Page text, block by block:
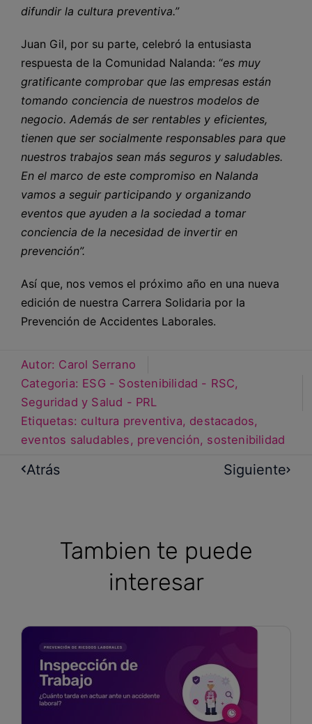
difundir la cultura preventiva.”
Juan Gil, por su parte, celebró la entusiasta
respuesta de la Comunidad Nalanda: “es muy
gratificante comprobar que las empresas están
tomando conciencia de nuestros modelos de
negocio. Además de ser rentables y eficientes,
tienen que ser socialmente responsables para que
nuestros trabajos sean más seguros y saludables.
En el marco de este compromiso en Nalanda
vamos a seguir participando y organizando
eventos que ayuden a la sociedad a tomar
conciencia de la necesidad de invertir en
prevención”.
Así que, nos vemos el próximo año en una nueva
edición de nuestra Carrera Solidaria por la
Prevención de Accidentes Laborales.
Autor: Carol Serrano
Categoria: ESG - Sostenibilidad - RSC,
Seguridad y Salud - PRL
Etiquetas: cultura preventiva, destacados,
eventos saludables, prevención, sostenibilidad
Atrás Siguiente
Tambien te puede
interesar